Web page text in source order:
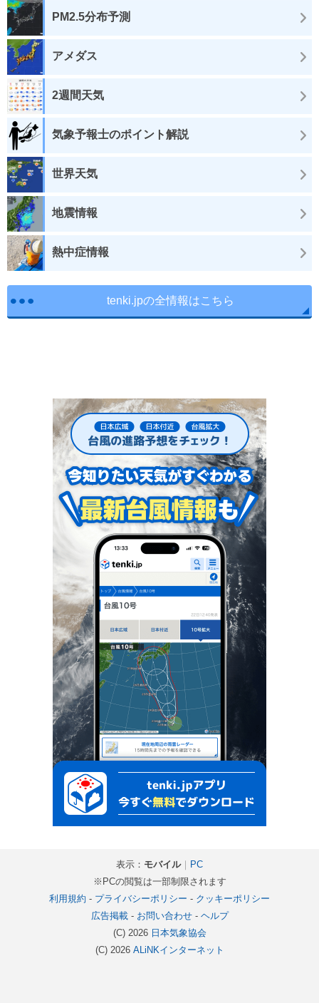
PM2.5分布予測
アメダス
2週間天気
気象予報士のポイント解説
世界天気
地震情報
熱中症情報
tenki.jpの全情報はこちら
表示： モバイル｜ PC
※PCの閲覧は一部制限されます
利用規約 - プライバシーポリシー - クッキーポリシー
広告掲載- お問い合わせ- ヘルプ
(C) 2026 日本気象協会
(C) 2026 ALiNKインターネット